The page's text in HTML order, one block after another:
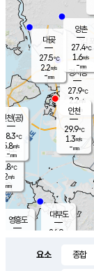
의도
℃
m/s
mm
영흥도
대부도
26.9
경서동
27.9℃
2.2 m/s
-mm
대곶
27.5℃
2.2m/s
-mm
양촌
27.4℃
1.6m/s
-mm
인천(공)
28.3℃
5.8m/s
-mm
인천
29.9℃
1.3m/s
-mm
요소